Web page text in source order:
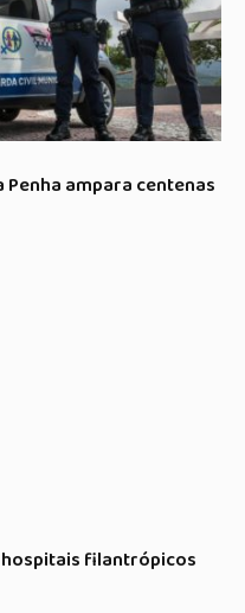
Penha ampara centenas
hospitais filantrópicos